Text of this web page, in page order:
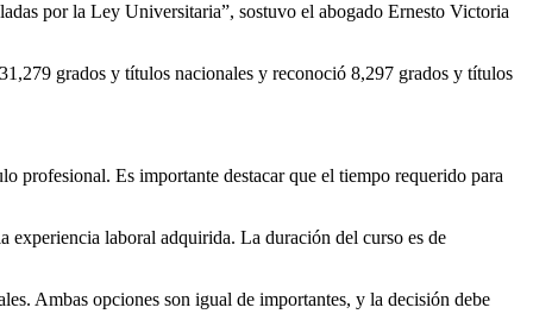
por la Ley Universitaria”, sostuvo el abogado Ernesto Victoria
grados y títulos nacionales y reconoció 8,297 grados y títulos
profesional. Es importante destacar que el tiempo requerido para
experiencia laboral adquirida. La duración del curso es de
Ambas opciones son igual de importantes, y la decisión debe